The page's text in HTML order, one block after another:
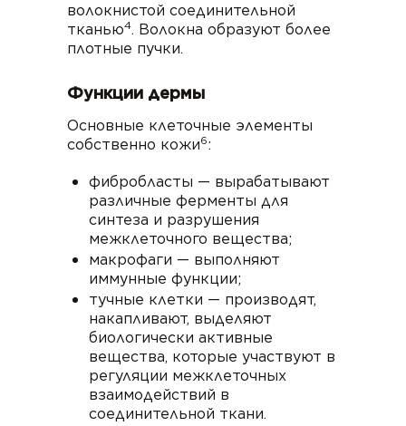
волокнистой соединительной
тканью4. Волокна образуют более
плотные пучки.
Функции дермы
Основные клеточные элементы
собственно кожи6:
фибробласты — вырабатывают
различные ферменты для
синтеза и разрушения
межклеточного вещества;
макрофаги — выполняют
иммунные функции;
тучные клетки — производят,
накапливают, выделяют
биологически активные
вещества, которые участвуют в
регуляции межклеточных
взаимодействий в
соединительной ткани.